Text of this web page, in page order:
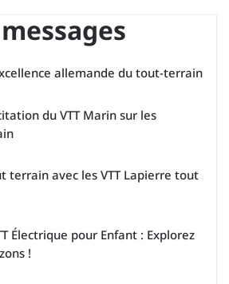
allemande du tout-terrain
du VTT Marin sur les
terrain avec les VTT Lapierre tout
Électrique pour Enfant : Explorez
!